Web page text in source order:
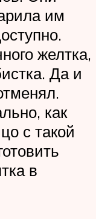
им
желтка,
Да и
как
с такой
в